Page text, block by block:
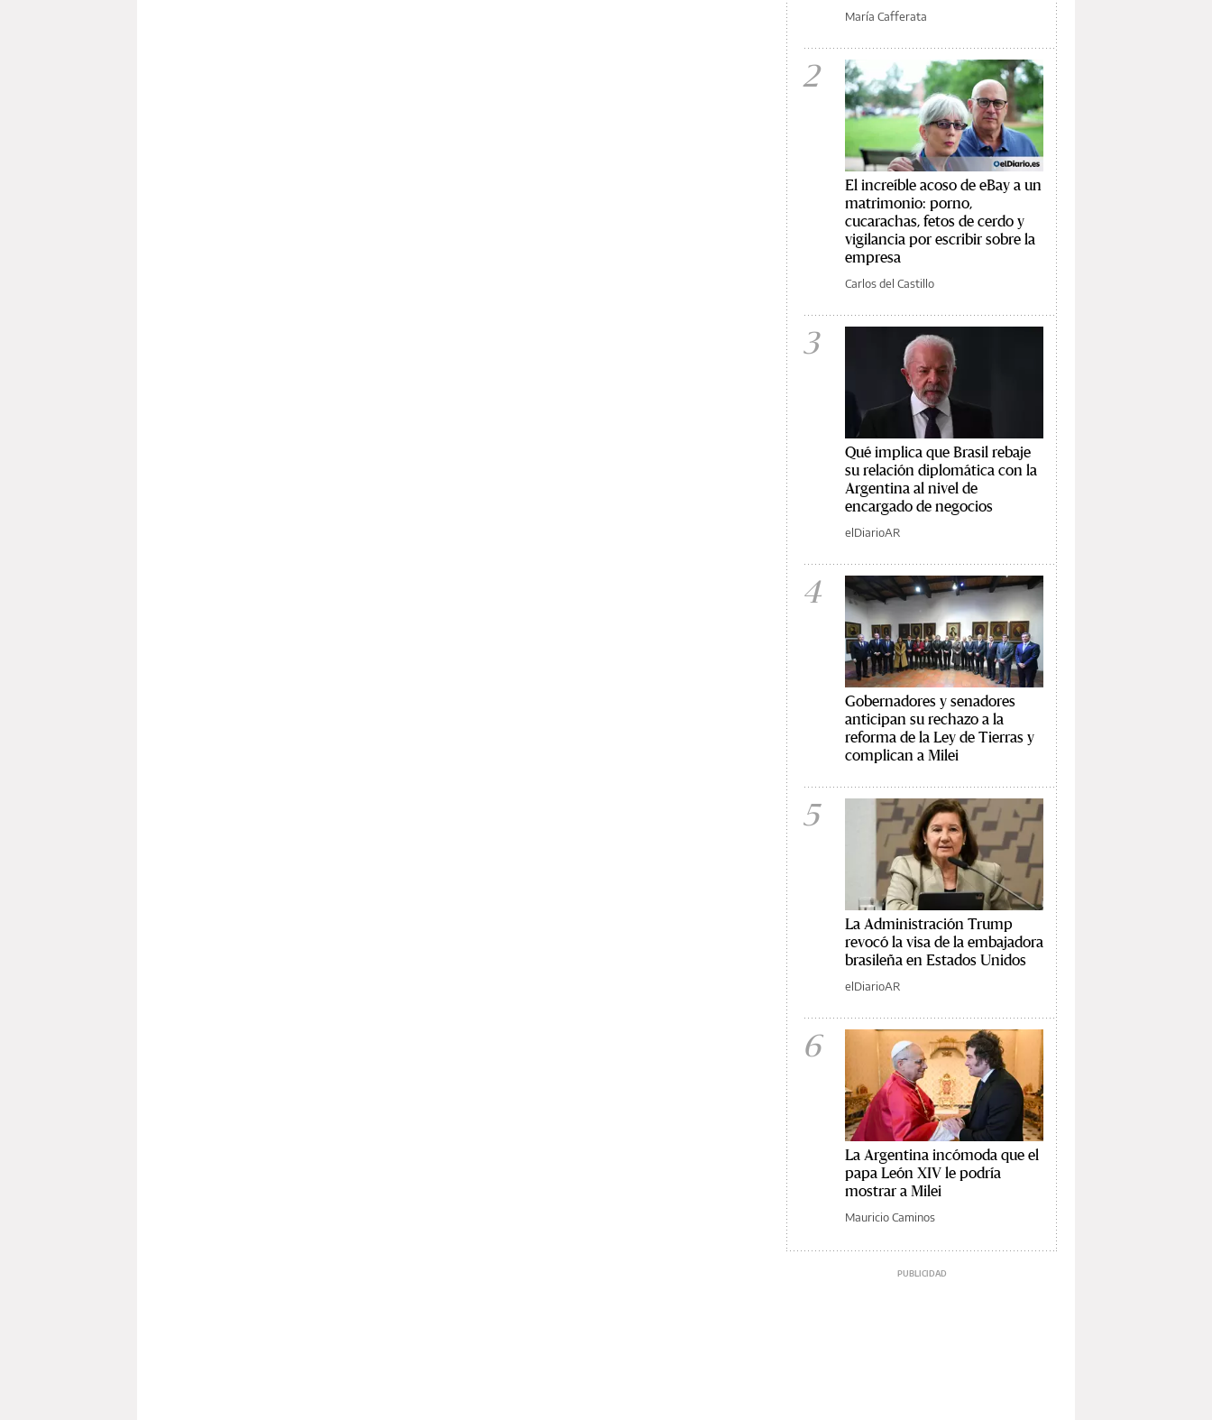
María Cafferata
2
El increíble acoso de eBay a un
matrimonio: porno,
cucarachas, fetos de cerdo y
vigilancia por escribir sobre la
empresa
Carlos del Castillo
3
Qué implica que Brasil rebaje
su relación diplomática con la
Argentina al nivel de
encargado de negocios
elDiarioAR
4
Gobernadores y senadores
anticipan su rechazo a la
reforma de la Ley de Tierras y
complican a Milei
5
La Administración Trump
revocó la visa de la embajadora
brasileña en Estados Unidos
elDiarioAR
6
La Argentina incómoda que el
papa León XIV le podría
mostrar a Milei
Mauricio Caminos